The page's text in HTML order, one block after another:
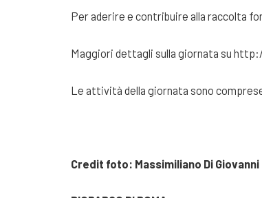
Per aderire e contribuire alla raccolta
Maggiori dettagli sulla giornata su
Le attività della giornata sono
Credit foto: Massimiliano Di